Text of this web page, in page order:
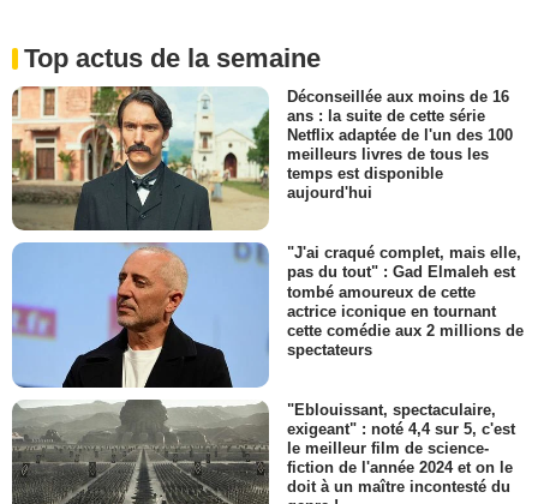
Top actus de la semaine
Déconseillée aux moins de 16
ans : la suite de cette série
Netflix adaptée de l'un des 100
meilleurs livres de tous les
temps est disponible
aujourd'hui
"J'ai craqué complet, mais elle,
pas du tout" : Gad Elmaleh est
tombé amoureux de cette
actrice iconique en tournant
cette comédie aux 2 millions de
spectateurs
"Eblouissant, spectaculaire,
exigeant" : noté 4,4 sur 5, c'est
le meilleur film de science-
fiction de l'année 2024 et on le
doit à un maître incontesté du